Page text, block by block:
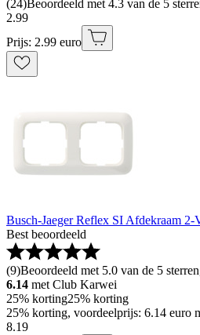
(24)Beoordeeld met 4.3 van de 5
2.99
Prijs: 2.99 euro
Busch-Jaeger Reflex SI Afdekraam 2-
Best beoordeeld
(9)Beoordeeld met 5.0 van de 5
6.14 met Club Karwei
25% korting25% korting
25% korting, voordeelprijs: 6.14 euro
8.19